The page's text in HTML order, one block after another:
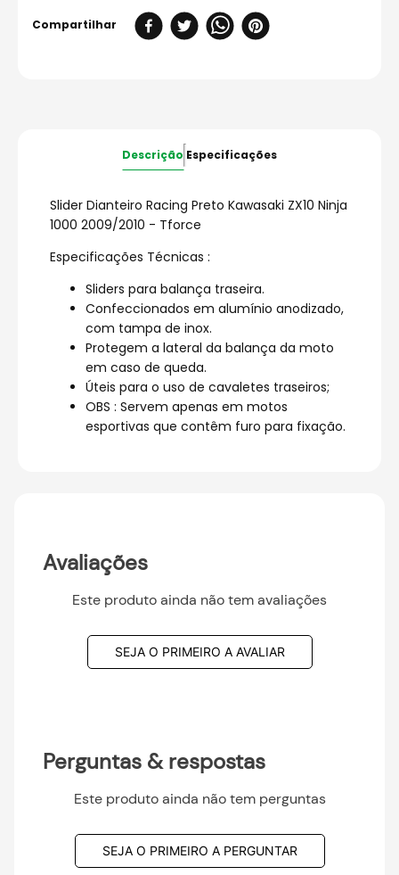
Descrição Especificações
Slider Dianteiro Racing Preto Kawasaki ZX10 Ninja
1000 2009/2010 - Tforce
Especificações Técnicas :
Sliders para balança traseira.
Confeccionados em alumínio anodizado,
com tampa de inox.
Protegem a lateral da balança da moto
em caso de queda.
Úteis para o uso de cavaletes traseiros;
OBS : Servem apenas em motos
esportivas que contêm furo para fixação.
Avaliações
Este produto ainda não tem avaliações
SEJA O PRIMEIRO A AVALIAR
Perguntas & respostas
Este produto ainda não tem perguntas
SEJA O PRIMEIRO A PERGUNTAR